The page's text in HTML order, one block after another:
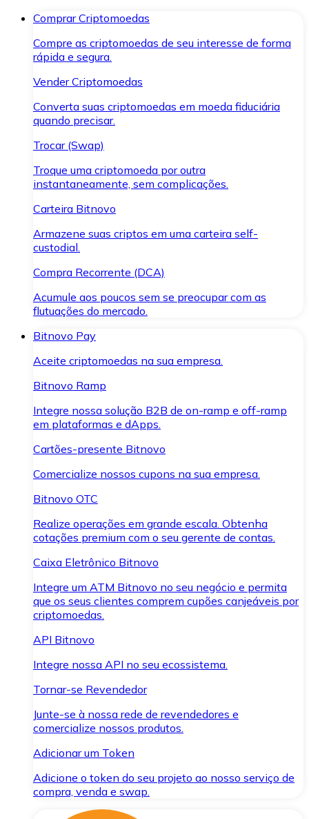
Comprar Criptomoedas
Compre as criptomoedas de seu interesse de forma
rápida e segura.
Vender Criptomoedas
Converta suas criptomoedas em moeda fiduciária
quando precisar.
Trocar (Swap)
Troque uma criptomoeda por outra
instantaneamente, sem complicações.
Carteira Bitnovo
Armazene suas criptos em uma carteira self-
custodial.
Compra Recorrente (DCA)
Acumule aos poucos sem se preocupar com as
flutuações do mercado.
Bitnovo Pay
Aceite criptomoedas na sua empresa.
Bitnovo Ramp
Integre nossa solução B2B de on-ramp e off-ramp
em plataformas e dApps.
Cartões-presente Bitnovo
Comercialize nossos cupons na sua empresa.
Bitnovo OTC
Realize operações em grande escala. Obtenha
cotações premium com o seu gerente de contas.
Caixa Eletrônico Bitnovo
Integre um ATM Bitnovo no seu negócio e permita
que os seus clientes comprem cupões canjeáveis por
criptomoedas.
API Bitnovo
Integre nossa API no seu ecossistema.
Tornar-se Revendedor
Junte-se à nossa rede de revendedores e
comercialize nossos produtos.
Adicionar um Token
Adicione o token do seu projeto ao nosso serviço de
compra, venda e swap.